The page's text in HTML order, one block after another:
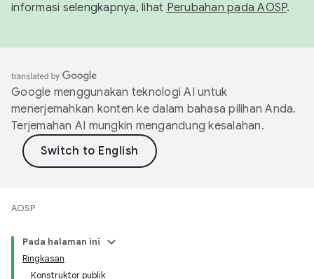
informasi selengkapnya, lihat Perubahan pada AOSP.
Google menggunakan teknologi AI untuk
menerjemahkan konten ke dalam bahasa pilihan Anda.
Terjemahan AI mungkin mengandung kesalahan.
AOSP
Pada halaman ini
Ringkasan
Konstruktor publik